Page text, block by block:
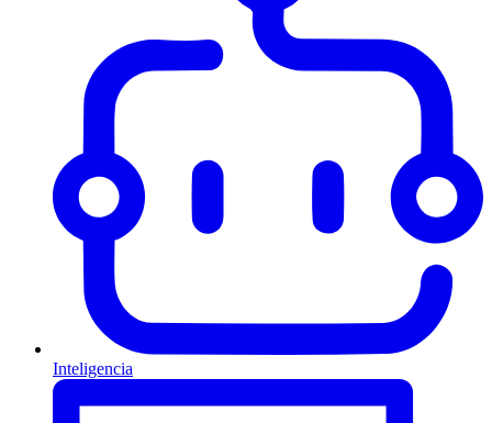
Inteligencia